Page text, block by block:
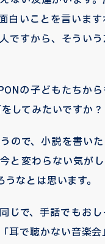
白いことを言いま
ですから、そうい
の子どもたちか
してみたいですか？
で、小説を書い
と変わらない気が
なとは思います。
で、手話でもお
耳で聴かない音楽